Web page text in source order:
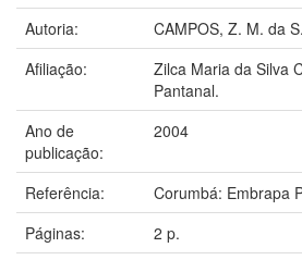
Autoria:
CAMPOS, Z. M. da S.
Afiliação:
Zilca Maria da Silva
Pantanal.
Ano de
publicação:
2004
Referência:
Corumbá: Embrapa
Páginas:
2 p.